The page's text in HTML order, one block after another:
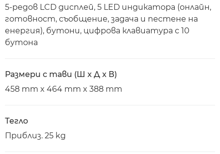
5-редов LCD дисплей, 5 LED индикатора (онлайн,
готовност, съобщение, задача и пестене на
енергия), бутони, цифрова клавиатура с 10
бутона
Размери с тави (Ш x Д x В)
458 mm x 464 mm x 388 mm
Тегло
Приблиз. 25 kg